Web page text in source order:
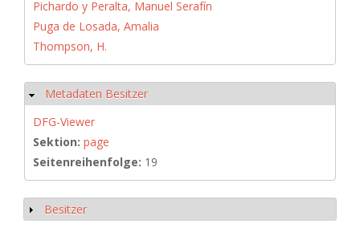
Pichardo y Peralta, Manuel Serafín
Puga de Losada, Amalia
Thompson, H.
Ausblenden
Metadaten Besitzer
DFG-Viewer
Sektion: page
Seitenreihenfolge: 19
Anzeigen
Besitzer